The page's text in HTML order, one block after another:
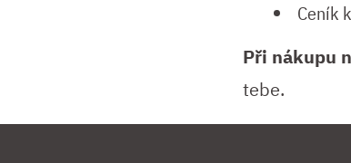
Ceník
Při nákupu
tebe.